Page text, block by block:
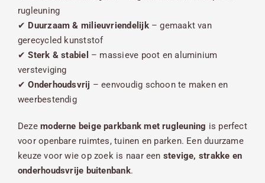
rugleuning
✔ Duurzaam & milieuvriendelijk– gemaakt van
gerecycled kunststof
✔Sterk & stabiel – massieve poot en aluminium
versteviging
✔Onderhoudsvrij – eenvoudig schoon te maken en
weerbestendig
Dezemoderne beige parkbank met rugleuning is perfect
voor openbare ruimtes, tuinen en parken. Een duurzame
keuze voor wie op zoek is naar een stevige, strakke en
onderhoudsvrije buitenbank.